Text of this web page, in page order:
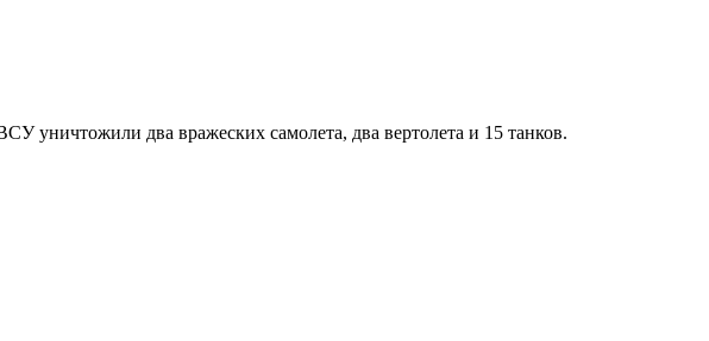
уничтожили два вражеских самолета, два вертолета и 15 танков.